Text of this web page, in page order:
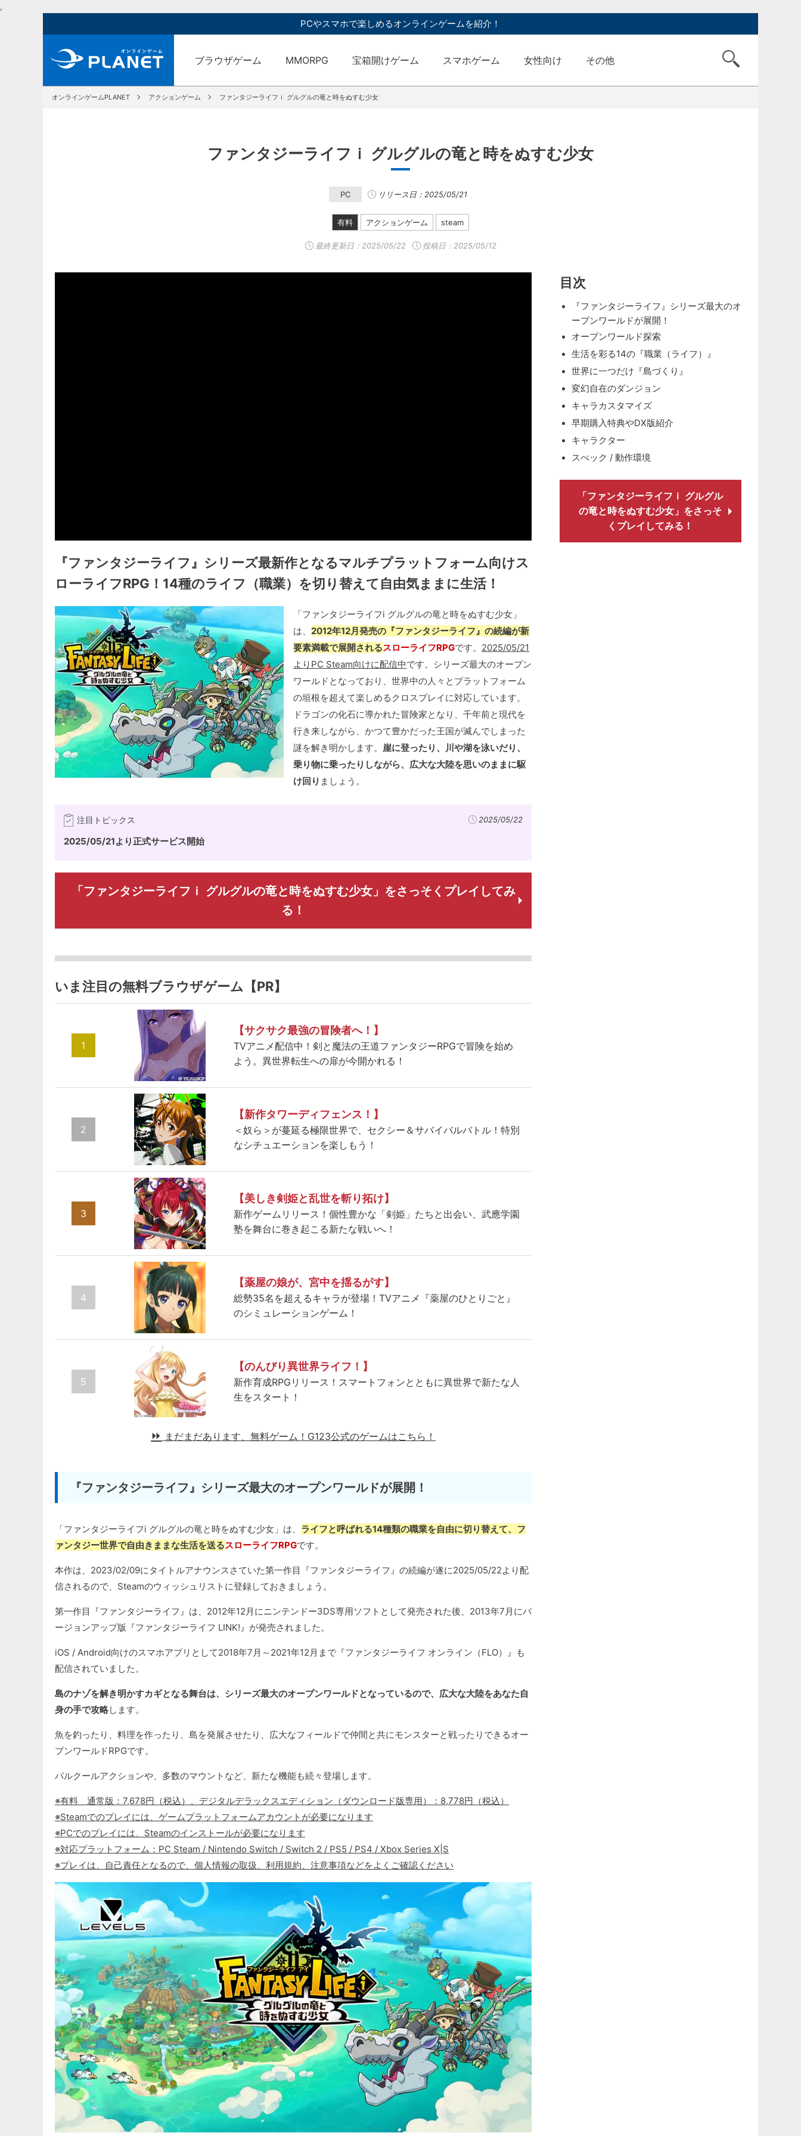
,
PCやスマホで楽しめるオンラインゲームを紹介！
ブラウザゲーム MMORPG 宝箱開けゲーム スマホゲーム 女性向け その他
オンラインゲームPLANET アクションゲーム ファンタジーライフｉ グルグルの竜と時をぬすむ少女
ファンタジーライフｉ グルグルの竜と時をぬすむ少女
PC リリース日：2025/05/21
有料 アクションゲーム steam
最終更新日： 2025/05/22 投稿日：2025/05/12
『ファンタジーライフ』シリーズ最新作となるマルチプラットフォーム向けス
ローライフRPG！14種のライフ（職業）を切り替えて自由気ままに生活！
「ファンタジーライフi グルグルの竜と時をぬすむ少女」
は、2012年12月発売の『ファンタジーライフ』の続編が新
要素満載で展開されるスローライフRPGです。 2025/05/21
よりPC Steam向けに配信中です。シリーズ最大のオープン
ワールドとなっており、世界中の人々とプラットフォーム
の垣根を超えて楽しめるクロスプレイに対応しています。
ドラゴンの化石に導かれた冒険家となり、千年前と現代を
行き来しながら、かつて豊かだった王国が滅んでしまった
謎を解き明かします。 崖に登ったり、川や湖を泳いだり、
乗り物に乗ったりしながら、広大な大陸を思いのままに駆
け回り ましょう。
注目トピックス 2025/05/22
2025/05/21より正式サービス開始
「ファンタジーライフｉ グルグルの竜と時をぬすむ少女」をさっそくプレイしてみ
る！
いま注目の無料ブラウザゲーム【PR】
1
【サクサク最強の冒険者へ！】
TVアニメ配信中！剣と魔法の王道ファンタジーRPGで冒険を始め
よう。異世界転生への扉が今開かれる！
2
【新作タワーディフェンス！】
＜奴ら＞が蔓延る極限世界で、セクシー＆サバイバルバトル！特別
なシチュエーションを楽しもう！
3
【美しき剣姫と乱世を斬り拓け】
新作ゲームリリース！個性豊かな「剣姫」たちと出会い、武應学園
塾を舞台に巻き起こる新たな戦いへ！
4
【薬屋の娘が、宮中を揺るがす】
総勢35名を超えるキャラが登場！TVアニメ『薬屋のひとりごと』
のシミュレーションゲーム！
5
【のんびり異世界ライフ！】
新作育成RPGリリース！スマートフォンとともに異世界で新たな人
生をスタート！
まだまだあります、無料ゲーム！ G123公式のゲームはこちら！
『ファンタジーライフ』シリーズ最大のオープンワールドが展開！
「ファンタジーライフi グルグルの竜と時をぬすむ少女」は、 ライフと呼ばれる14種類の職業を自由に切り替えて、フ
ァンタジー世界で自由きままな生活を送るスローライフRPGです。
本作は、2023/02/09にタイトルアナウンスさていた第一作目『ファンタジーライフ』の続編が遂に2025/05/22より配
信されるので、Steamのウィッシュリストに登録しておきましょう。
第一作目『ファンタジーライフ』は、2012年12月にニンテンドー3DS専用ソフトとして発売された後、2013年7月にバ
ージョンアップ版『ファンタジーライフ LINK!』が発売されました。
iOS / Android向けのスマホアプリとして2018年7月～2021年12月まで『ファンタジーライフ オンライン（FLO）』も
配信されていました。
島のナゾを解き明かすカギとなる舞台は、シリーズ最大のオープンワールドとなっているので、広大な大陸をあなた自
身の手で攻略します。
魚を釣ったり、料理を作ったり、島を発展させたり、広大なフィールドで仲間と共にモンスターと戦ったりできるオー
プンワールドRPGです。
パルクールアクションや、多数のマウントなど、新たな機能も続々登場します。
※有料 通常版：7,678円（税込）、デジタルデラックスエディション（ダウンロード版専用）：8,778円（税込）
※Steamでのプレイには、ゲームプラットフォームアカウントが必要になります
※PCでのプレイには、Steamのインストールが必要になります
※対応プラットフォーム：PC Steam / Nintendo Switch / Switch 2 / PS5 / PS4 / Xbox Series X|S
※プレイは、自己責任となるので、個人情報の取扱、利用規約、注意事項などをよくご確認ください
目次
『ファンタジーライフ』シリーズ最大のオ
ープンワールドが展開！
オープンワールド探索
生活を彩る14の『職業（ライフ）』
世界に一つだけ『島づくり』
変幻自在のダンジョン
キャラカスタマイズ
早期購入特典やDX版紹介
キャラクター
スぺック / 動作環境
「ファンタジーライフｉ グルグル
の竜と時をぬすむ少女」をさっそ
くプレイしてみる！